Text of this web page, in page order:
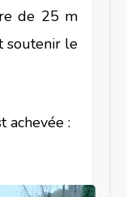
de 25 m
soutenir le
achevée :